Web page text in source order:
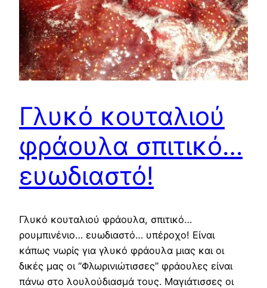
Γλυκό κουταλιού
φράουλα σπιτικό…
ευωδιαστό!
Γλυκό κουταλιού φράουλα, σπιτικό…
ρουμπινένιο… ευωδιαστό… υπέροχο! Είναι
κάπως νωρίς για γλυκό φράουλα μιας και οι
δικές μας οι “Φλωρινιώτισσες” φράουλες είναι
πάνω στο λουλούδιασμά τους. Μαγιάτισσες οι